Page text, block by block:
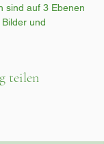
sind auf 3 Ebenen
und
teilen